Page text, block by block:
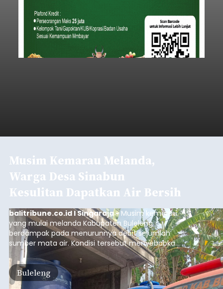
Musim Kemarau Melanda,
Warga Desa Sinabun
Kesulitan Dapatkan Air Bersih
balitribune.co.id I Singaraja -Musim kemarau
yang mulai melanda Kabupaten Buleleng
berdampak pada menurunnya debit sejumlah
sumber mata air. Kondisi tersebut menyebabkan
warga di beberapa desa mulai mengalami
kesulitan mendapatkan air bersih, terutama
untuk memenuhi kebutuhan mandi, cuci, dan
kakus (MCK). Seperti yang dialami warga Desa
Buleleng